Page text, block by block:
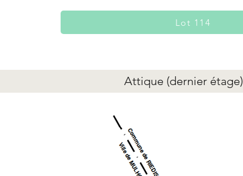
Lot 114
Attique (dernier étage)